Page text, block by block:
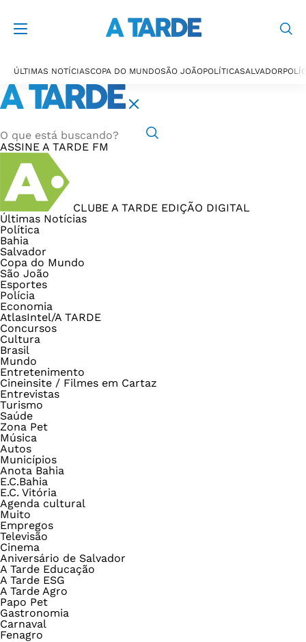
ÚLTIMAS NOTÍCIASCOPA DO MUNDOSÃO JOÃOPOLÍTICASALVADOR
ASSINE A TARDE FM
CLUBE A TARDE EDIÇÃO DIGITAL
Últimas Notícias
Política
Bahia
Salvador
Copa do Mundo
São João
Esportes
Polícia
Economia
AtlasIntel/A TARDE
Concursos
Cultura
Brasil
Mundo
Entretenimento
Cineinsite / Filmes em Cartaz
Entrevistas
Turismo
Saúde
Zona Pet
Música
Autos
Municípios
Anota Bahia
E.C.Bahia
E.C. Vitória
Agenda cultural
Muito
Empregos
Televisão
Cinema
Aniversário de Salvador
A Tarde Educação
A Tarde ESG
A Tarde Agro
Papo Pet
Gastronomia
Carnaval
Fenagro